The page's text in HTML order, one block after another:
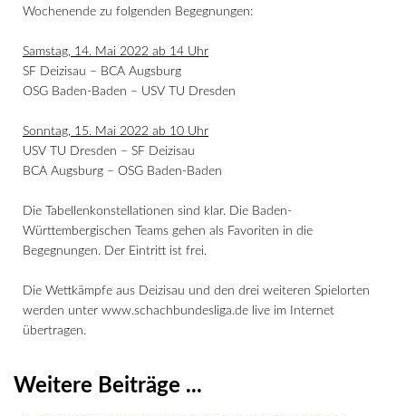
Wochenende zu folgenden Begegnungen:
Samstag, 14. Mai 2022 ab 14 Uhr
SF Deizisau – BCA Augsburg
OSG Baden-Baden – USV TU Dresden
Sonntag, 15. Mai 2022 ab 10 Uhr
USV TU Dresden – SF Deizisau
BCA Augsburg – OSG Baden-Baden
Die Tabellenkonstellationen sind klar. Die Baden-
Württembergischen Teams gehen als Favoriten in die
Begegnungen. Der Eintritt ist frei.
Die Wettkämpfe aus Deizisau und den drei weiteren Spielorten
werden unter www.schachbundesliga.de live im Internet
übertragen.
Weitere Beiträge ...